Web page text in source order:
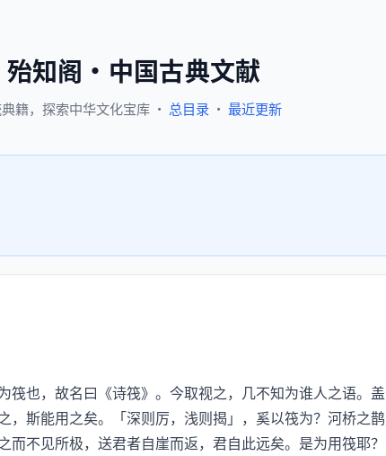
殆知阁 · 中国古典文献
籍， 探索中华文化宝库 · 总目录 · 最近更新
也，故名曰《诗筏》。今取视之，几不知为谁人之语。
斯能用之矣。「深则厉，浅则揭」，奚以筏为？河桥之鹊
不见所极，送君者自崖而返，君自此远矣。是为用筏耶？